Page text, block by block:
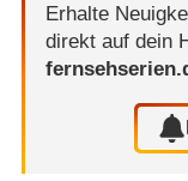
Erhalte
direkt auf dein